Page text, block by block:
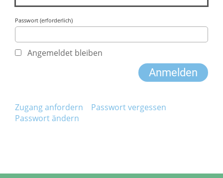
Passwort (erforderlich)
Angemeldet bleiben
Zugang anfordern
Passwort vergessen
Passwort ändern